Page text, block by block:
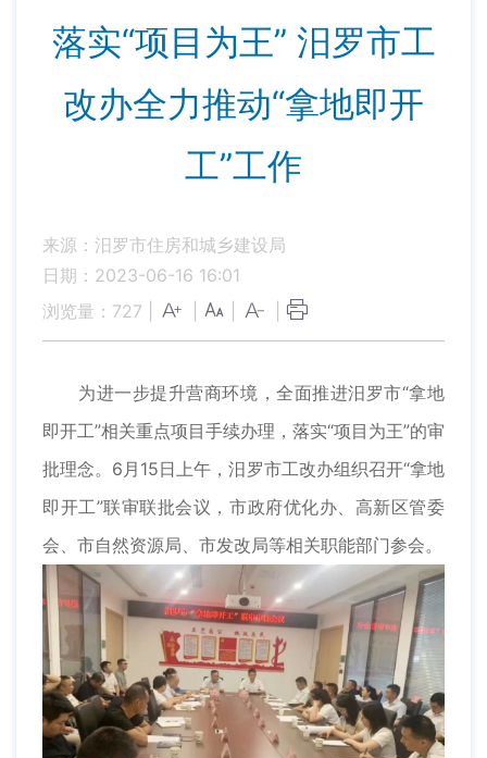
落实“项目为王” 汨罗市工
改办全力推动“拿地即开
工”工作
来源：汨罗市住房和城乡建设局
日期：2023-06-16 16:01
浏览量： 727
为进一步提升营商环境，全面推进汨罗市“拿地
即开工”相关重点项目手续办理，落实“项目为王”的审
批理念。6月15日上午，汨罗市工改办组织召开“拿地
即开工”联审联批会议，市政府优化办、高新区管委
会、市自然资源局、市发改局等相关职能部门参会。